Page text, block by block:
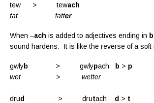
tew > tewach
fat fatter
When –ach is added to adjectives ending in b
sound hardens. It is like the reverse of a soft
gwlyb > gwlypach b > p
wet > wetter
drud > drutach d > t